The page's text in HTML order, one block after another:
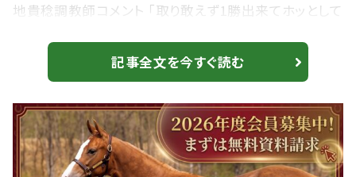
地貴稔調教師コメント 「取り敢えず1勝出来てホッとして
ーナーの方、厩舎をサポートして下さっている方、スタッ
フ、馬に対して感謝の気持ちで一杯です。これからも日々
の仕事を丁寧にこなしながら、皆さんの期待に応えられ
るように頑張っていきたいと思います」
記事全文を今すぐ読む